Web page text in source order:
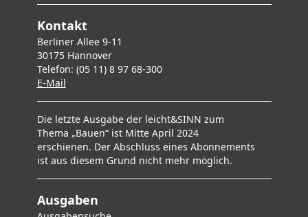
Kontakt
Berliner Allee 9-11
30175 Hannover
Telefon: (05 11) 8 97 68-300
E-Mail
Die letzte Ausgabe der leicht&SINN zum
Thema „Bauen“ ist Mitte April 2024
erschienen. Der Abschluss eines Abonnements
ist aus diesem Grund nicht mehr möglich.
Ausgaben